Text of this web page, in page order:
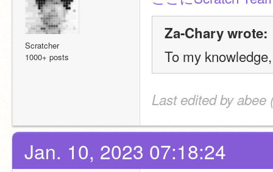
Scratcher
1000+ posts
Za-Chary wrote:
To my
Last edited by abee
Jan. 10, 2023 07:18:24